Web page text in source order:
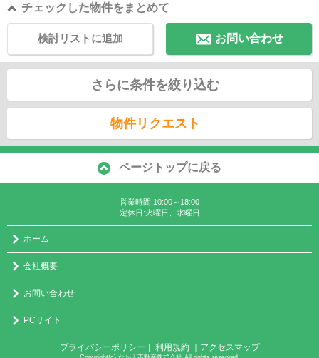
チェックした物件をまとめて
お問い合わせ
検討リストに追加
さらに条件を絞り込む
物件リクエスト
ページトップに戻る
営業時間:10:00～18:00
定休日:火曜日、水曜日
ホーム
会社概要
お問い合わせ
PCサイト
プライバシーポリシー ｜ 利用規約 ｜アクセスマップ